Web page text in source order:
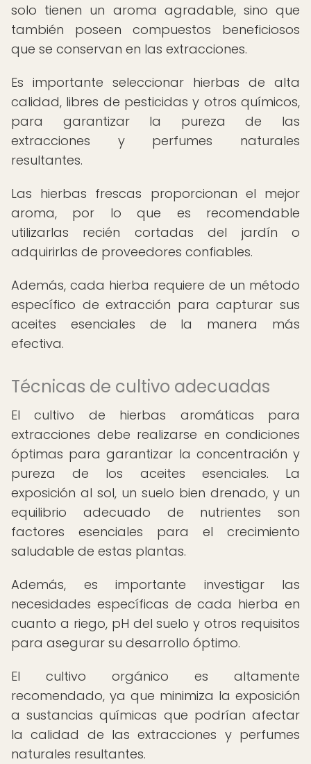
solo tienen un aroma agradable, sino que
también poseen compuestos beneficiosos
que se conservan en las extracciones.
Es importante seleccionar hierbas de alta
calidad, libres de pesticidas y otros químicos,
para garantizar la pureza de las
extracciones y perfumes naturales
resultantes.
Las hierbas frescas proporcionan el mejor
aroma, por lo que es recomendable
utilizarlas recién cortadas del jardín o
adquirirlas de proveedores confiables.
Además, cada hierba requiere de un método
específico de extracción para capturar sus
aceites esenciales de la manera más
efectiva.
Técnicas de cultivo adecuadas
El cultivo de hierbas aromáticas para
extracciones debe realizarse en condiciones
óptimas para garantizar la concentración y
pureza de los aceites esenciales. La
exposición al sol, un suelo bien drenado, y un
equilibrio adecuado de nutrientes son
factores esenciales para el crecimiento
saludable de estas plantas.
Además, es importante investigar las
necesidades específicas de cada hierba en
cuanto a riego, pH del suelo y otros requisitos
para asegurar su desarrollo óptimo.
El cultivo orgánico es altamente
recomendado, ya que minimiza la exposición
a sustancias químicas que podrían afectar
la calidad de las extracciones y perfumes
naturales resultantes.